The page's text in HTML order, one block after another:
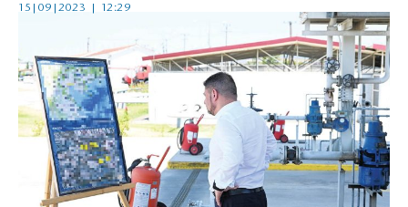
15|09|2023 | 12:29